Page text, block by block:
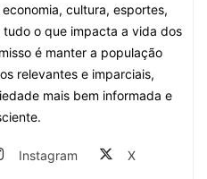
cultura, esportes,
o que impacta a vida dos
é manter a população
relevantes e imparciais,
mais bem informada e
Instagram X